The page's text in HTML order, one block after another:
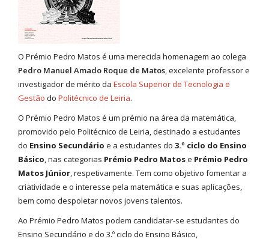
O Prémio Pedro Matos é uma merecida homenagem ao colega
Pedro Manuel Amado Roque de Matos, excelente professor e
investigador de mérito da Escola Superior de Tecnologia e
Gestão do Politécnico de Leiria.
O Prémio Pedro Matos é um prémio na área da matemática,
promovido pelo Politécnico de Leiria, destinado a estudantes
do Ensino Secundário e a estudantes do 3.º ciclo do Ensino
Básico, nas categorias Prémio Pedro Matose Prémio Pedro
Matos Júnior, respetivamente. Tem como objetivo fomentar a
criatividade e o interesse pela matemática e suas aplicações,
bem como despoletar novos jovens talentos.
Ao Prémio Pedro Matos podem candidatar-se estudantes do
Ensino Secundário e do 3.º ciclo do Ensino Básico,